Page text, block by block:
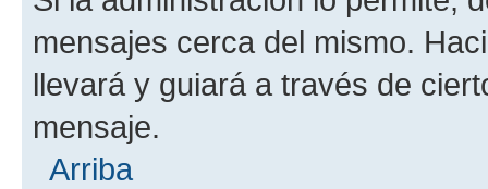
mensajes cerca del mismo.
llevará y guiará a través de
mensaje.
Arriba